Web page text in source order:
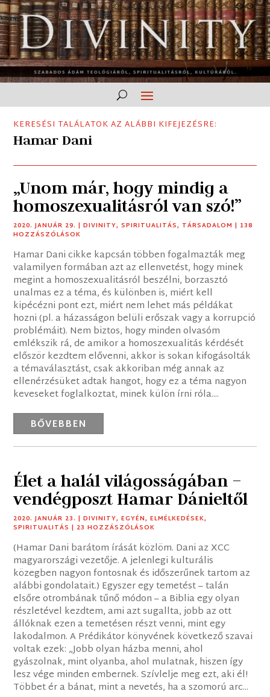
KERESÉSI TALÁLATOK AZ ALÁBBI KIFEJEZÉSRE:
Hamar Dani
„Unom már, hogy mindig a
homoszexualitásról van szó!”
2020. JANUÁR 29. |DIVINITY,SPIRITUALITÁS, TÁRSADALOM | 138
HOZZÁSZÓLÁSOK
Hamar Dani cikke kapcsán többen fogalmazták meg
valamilyen formában azt az ellenvetést, hogy minek
megint a homoszexualitásról beszélni, borzasztó
unalmas ez a téma, és különben is, miért kell
kipécézni pont ezt, miért nem lehet más példákat
hozni (pl. a házasságon belüli erőszak vagy a korrupció
problémáit). Nem biztos, hogy minden olvasóm
emlékszik rá, de amikor a homoszexualitás kérdését
először kezdtem elővenni, akkor is sokan kifogásolták
a témaválasztást, csak akkoriban még annak az
ellenérzésüket adtak hangot, hogy ez a téma nagyon
keveseket foglalkoztat, minek külön írni róla....
BŐVEBBEN
Élet a halál világosságában –
vendégposzt Hamar Dánieltől
2020. JANUÁR 23. |DIVINITY,EGYÉN,ELMÉLKEDÉSEK,
SPIRITUALITÁS | 23 HOZZÁSZÓLÁSOK
(Hamar Dani barátom írását közlöm. Dani az XCC
magyarországi vezetője. A jelenlegi kulturális
közegben nagyon fontosnak és időszerűnek tartom az
alábbi gondolatait.) Egyszer egy temetést – talán
elsőre otrombának tűnő módon – a Biblia egy olyan
részletével kezdtem, ami azt sugallta, jobb az ott
állóknak ezen a temetésen részt venni, mint egy
lakodalmon. A Prédikátor könyvének következő szavai
voltak ezek: „Jobb olyan házba menni, ahol
gyászolnak, mint olyanba, ahol mulatnak, hiszen így
lesz vége minden embernek. Szívlelje meg ezt, aki él!
Többet ér a bánat, mint a nevetés, ha a szomorú arc...